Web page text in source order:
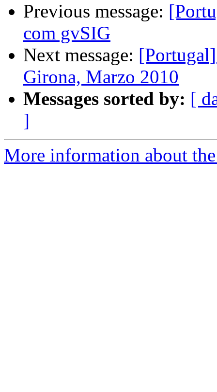
Previous message:
com gvSIG
Next message:
Girona, Marzo 2010
Messages sorted by: [
]
More information about